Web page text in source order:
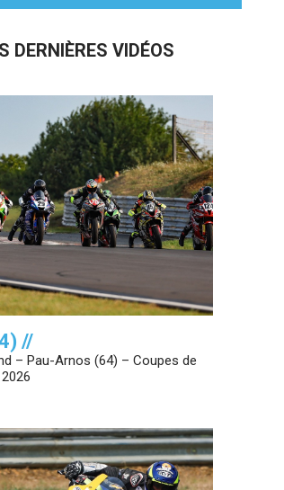
DERNIÈRES VIDÉOS
//
– Pau-Arnos (64) – Coupes de